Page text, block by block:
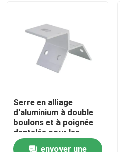
Produits
Vidéos
Serre en alliage
d'aluminium à double
boulons et à poignée
dentelée pour les
vibrations - Serre
envoyer une